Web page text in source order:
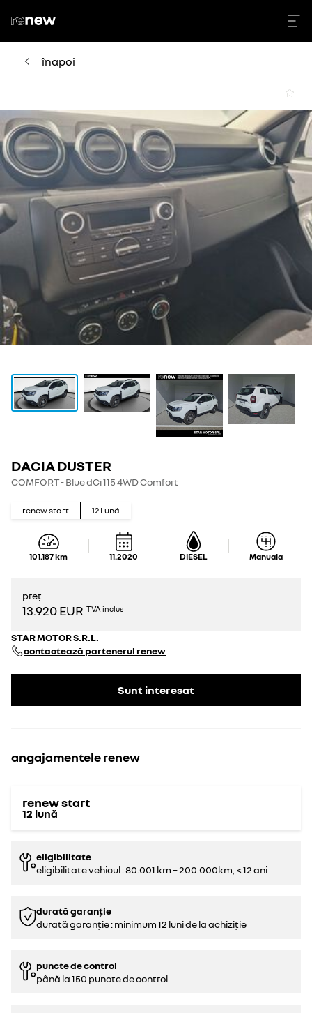
înapoi
DACIA DUSTER
COMFORT - Blue dCi 115 4WD Comfort
renew start 12 Lună
101.187km 11.2020 DIESEL Manuala
preț
13.920 EUR TVA inclus
STAR MOTOR S.R.L.
contactează partenerul renew
Sunt interesat
angajamentele renew
renew start
12 lună
eligibilitate
eligibilitate vehicul : 80.001 km – 200.000km, < 12 ani
durată garanție
durată garanție : minimum 12 luni de la achiziție
puncte de control
până la 150 puncte de control